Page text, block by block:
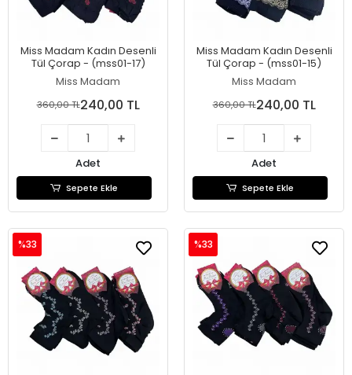
Miss Madam Kadın Desenli
Tül Çorap - (mss01-17)
Miss Madam
360,00 TL240,00 TL
Adet
Sepete Ekle
Miss Madam Kadın Desenli
Tül Çorap - (mss01-15)
Miss Madam
360,00 TL240,00 TL
Adet
Sepete Ekle
%33 %33